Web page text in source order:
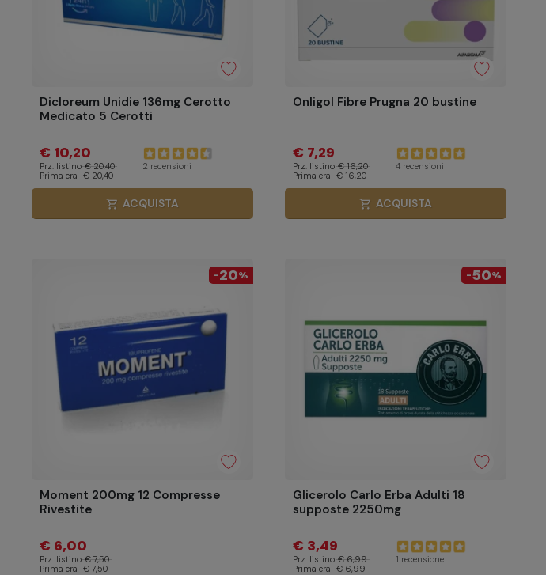
Dicloreum Unidie 136mg Cerotto
Medicato 5 Cerotti
€ 10,20
Prz. listino € 20,40
Prima era € 20,40
2 recensioni
shopping_cart ACQUISTA
Onligol Fibre Prugna 20 bustine
€ 7,29
Prz. listino € 16,20
Prima era € 16,20
4 recensioni
shopping_cart ACQUISTA
-20%
Moment 200mg 12 Compresse
Rivestite
€ 6,00
Prz. listino € 7,50
Prima era € 7,50
-50%
Glicerolo Carlo Erba Adulti 18
supposte 2250mg
€ 3,49
Prz. listino € 6,99
Prima era € 6,99
1 recensione